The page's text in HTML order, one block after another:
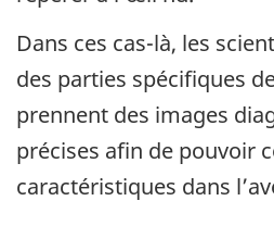
Dans ces cas-là, les
des parties spécifiques
prennent des images
précises afin de pouvoir
caractéristiques dans